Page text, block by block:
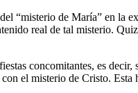
“misterio de María” en la
real de tal misterio.
concomitantes, es
el misterio de Cristo. Esta